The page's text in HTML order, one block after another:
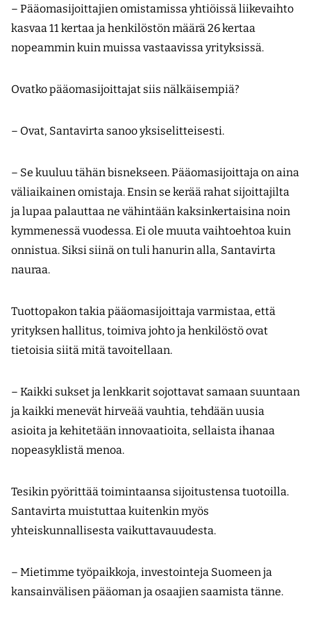
– Pääomasijoittajien omistamissa yhtiöissä liikevaihto
kasvaa 11 kertaa ja henkilöstön määrä 26 kertaa
nopeammin kuin muissa vastaavissa yrityksissä.
Ovatko pääomasijoittajat siis nälkäisempiä?
– Ovat, Santavirta sanoo yksiselitteisesti.
– Se kuuluu tähän bisnekseen. Pääomasijoittaja on aina
väliaikainen omistaja. Ensin se kerää rahat sijoittajilta
ja lupaa palauttaa ne vähintään kaksinkertaisina noin
kymmenessä vuodessa. Ei ole muuta vaihtoehtoa kuin
onnistua. Siksi siinä on tuli hanurin alla, Santavirta
nauraa.
Tuottopakon takia pääomasijoittaja varmistaa, että
yrityksen hallitus, toimiva johto ja henkilöstö ovat
tietoisia siitä mitä tavoitellaan.
– Kaikki sukset ja lenkkarit sojottavat samaan suuntaan
ja kaikki menevät hirveää vauhtia, tehdään uusia
asioita ja kehitetään innovaatioita, sellaista ihanaa
nopeasyklistä menoa.
Tesikin pyörittää toimintaansa sijoitustensa tuotoilla.
Santavirta muistuttaa kuitenkin myös
yhteiskunnallisesta vaikuttavauudesta.
– Mietimme työpaikkoja, investointeja Suomeen ja
kansainvälisen pääoman ja osaajien saamista tänne.